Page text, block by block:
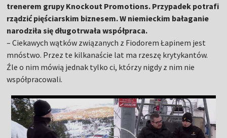
trenerem grupy Knockout Promotions. Przypadek potrafi
rządzić pięściarskim biznesem. W niemieckim bałaganie
narodziła się długotrwała współpraca.
– Ciekawych wątków związanych z Fiodorem Łapinem jest
mnóstwo. Przez te kilkanaście lat ma rzeszę krytykantów.
Źle o nim mówią jednak tylko ci, którzy nigdy z nim nie
współpracowali.